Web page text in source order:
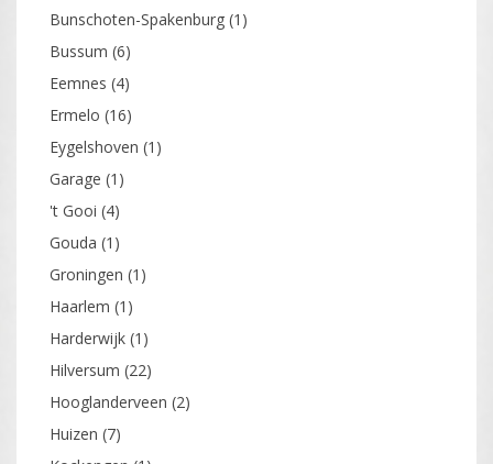
Bunschoten-Spakenburg (1)
Bussum (6)
Eemnes (4)
Ermelo (16)
Eygelshoven (1)
Garage (1)
't Gooi (4)
Gouda (1)
Groningen (1)
Haarlem (1)
Harderwijk (1)
Hilversum (22)
Hooglanderveen (2)
Huizen (7)